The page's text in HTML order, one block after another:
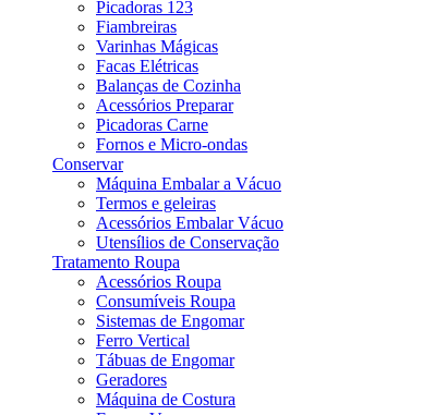
Picadoras 123
Fiambreiras
Varinhas Mágicas
Facas Elétricas
Balanças de Cozinha
Acessórios Preparar
Picadoras Carne
Fornos e Micro-ondas
Conservar
Máquina Embalar a Vácuo
Termos e geleiras
Acessórios Embalar Vácuo
Utensílios de Conservação
Tratamento Roupa
Acessórios Roupa
Consumíveis Roupa
Sistemas de Engomar
Ferro Vertical
Tábuas de Engomar
Geradores
Máquina de Costura